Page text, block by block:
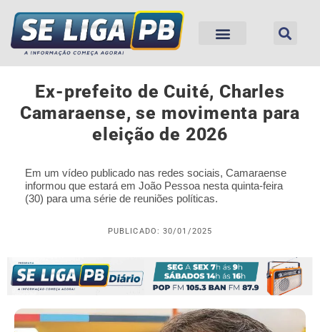
Ex-prefeito de Cuité, Charles
Camaraense, se movimenta para
eleição de 2026
Em um vídeo publicado nas redes sociais, Camaraense
informou que estará em João Pessoa nesta quinta-feira
(30) para uma série de reuniões políticas.
PUBLICADO: 30/01/2025